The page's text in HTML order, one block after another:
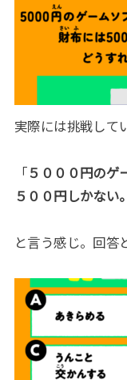
実際には挑戦して
「５０００円のゲ
５００円しかない
と言う感じ。回答